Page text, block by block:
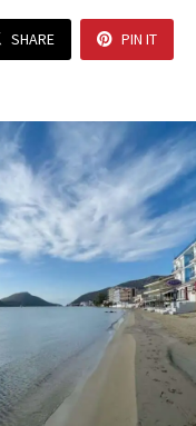
SHARE PIN IT